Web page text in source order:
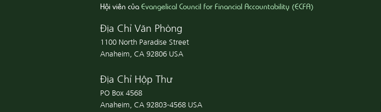
Hội viên củaEvangelical Council for Financial Accountability (ECFA)
Địa Chỉ Văn Phòng
1100 North Paradise Street
Anaheim, CA 92806 USA
Địa Chỉ Hộp Thư
PO Box 4568
Anaheim, CA 92803-4568 USA